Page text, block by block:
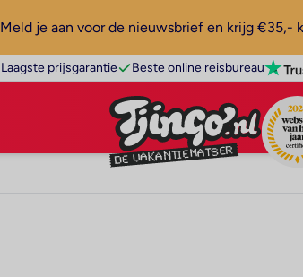
Meld je aan voor de nieuwsbrief en krijg €35,-
Laagste prijsgarantie Beste online reisbureau